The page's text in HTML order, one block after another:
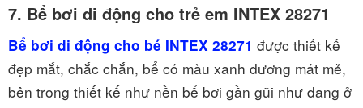
7. Bể bơi di động cho trẻ em INTEX 28271
Bể bơi di động cho bé INTEX 28271 được thiết kế
đẹp mắt, chắc chắn, bể có màu xanh dương mát mẻ,
bên trong thiết kế như nền bể bơi gần gũi như đang ở